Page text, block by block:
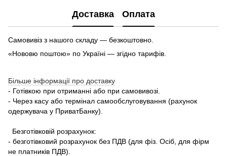
Доставка Оплата
Самовивіз з нашого складу — безкоштовно.
«Нововю поштою» по Україні — згідно тарифів.
Більше інформації про доставку
- Готівкою при отриманні або при самовивозі.
- Через касу або термінал самообслуговування (рахунок
одержувача у ПриватБанку).
Безготівковій розрахунок:
- безготівковий розрахунок без ПДВ (для фіз. Осіб, для фірм
не платників ПДВ).